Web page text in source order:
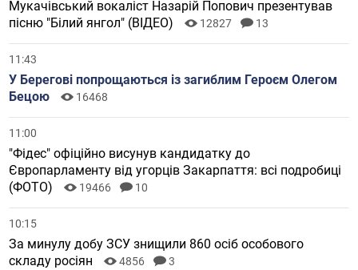
Мукачівський вокаліст Назарій Попович презентував
пісню "Білий янгол" (ВІДЕО)
12827 13
11:43
У Берегові попрощаються із загиблим Героєм Олегом
Бецою
16468
11:00
"Фідес" офіційно висунув кандидатку до
Європарламенту від угорців Закарпаття: всі подробиці
(ФОТО)
19466 10
10:15
За минулу добу ЗСУ знищили 860 осіб особового
складу росіян
4856 3